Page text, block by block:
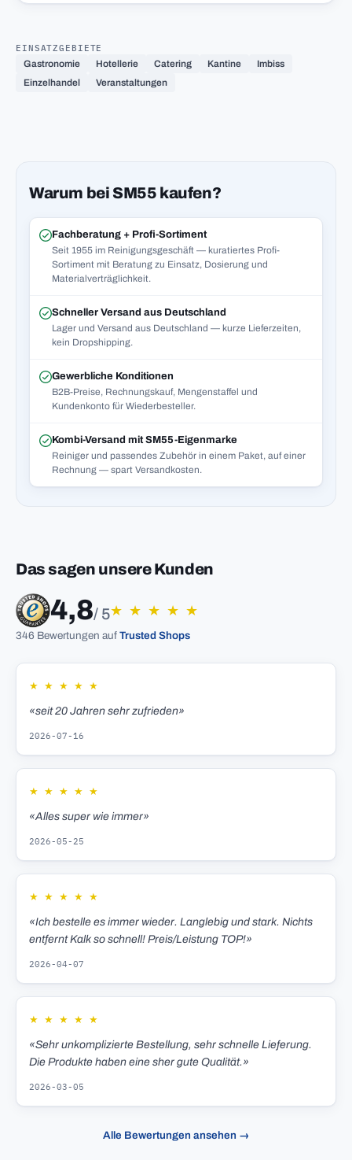
EINSATZGEBIETE
Gastronomie
Hotellerie Catering Kantine
Imbiss
Einzelhandel
Veranstaltungen
Warum bei SM55 kaufen?
Fachberatung + Profi-Sortiment
Seit 1955 im Reinigungsgeschäft — kuratiertes Profi-
Sortiment mit Beratung zu Einsatz, Dosierung und
Materialverträglichkeit.
Schneller Versand aus Deutschland
Lager und Versand aus Deutschland — kurze Lieferzeiten,
kein Dropshipping.
Gewerbliche Konditionen
B2B-Preise, Rechnungskauf, Mengenstaffel und
Kundenkonto für Wiederbesteller.
Kombi-Versand mit SM55-Eigenmarke
Reiniger und passendes Zubehör in einem Paket, auf einer
Rechnung — spart Versandkosten.
Das sagen unsere Kunden
4,8/ 5★ ★ ★ ★ ★
346 Bewertungen auf Trusted Shops
★ ★ ★ ★ ★
«seit 20 Jahren sehr zufrieden»
2026-07-16
★ ★ ★ ★ ★
«Alles super wie immer»
2026-05-25
★ ★ ★ ★ ★
«Ich bestelle es immer wieder. Langlebig und stark. Nichts
entfernt Kalk so schnell! Preis/Leistung TOP!»
2026-04-07
★ ★ ★ ★ ★
«Sehr unkomplizierte Bestellung, sehr schnelle Lieferung.
Die Produkte haben eine sher gute Qualität.»
2026-03-05
Alle Bewertungen ansehen →